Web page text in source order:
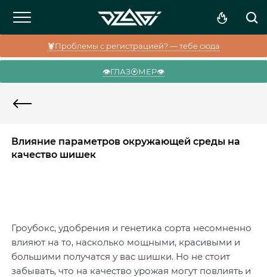
🦞Проблемы с регистрацией? — тебе сюда
👁️ГЛАЗ⦿МЕР👁️
Влияние параметров окружающей среды на
качество шишек
Гроубокс, удобрения и генетика сорта несомненно
влияют на то, насколько мощными, красивыми и
большими получатся у вас шишки. Но не стоит
забывать, что на качество урожая могут повлиять и